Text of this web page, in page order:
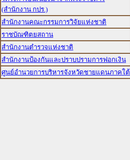
(สำนักงาน กปร.)
สำนักงานคณะกรรมการวิจัยแห่งชาติ
ราชบัณฑิตยสถาน
สำนักงานตำรวจแห่งชาติ
สำนักงานป้องกันและปราบปรามการฟอกเงิน
ศูนย์อำนวยการบริหารจังหวัดชายแดนภาคใต้